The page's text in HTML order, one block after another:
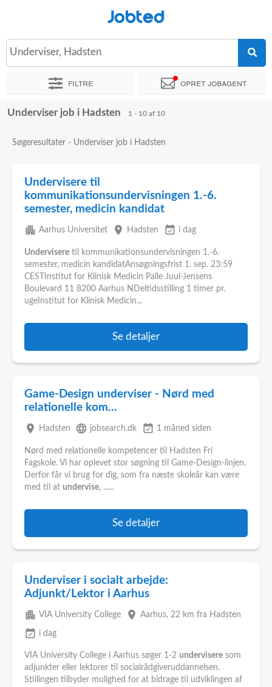
Jobted
Underviser, Hadsten
Filtre Opret jobagent
Sorter efter Præcist sted Virksomhed
Underviser job i Hadsten 1 - 10 af 10
Søgeresultater - Underviser job i Hadsten
Undervisere til
kommunikationsundervisningen 1.-6.
semester, medicin kandidat
apartment Aarhus Universitet place Hadsten event_available i dag
Undervisere til kommunikationsundervisningen 1.-6.
semester, medicin kandidatAnsøgningsfrist 1. sep. 23:59
CESTInstitut for Klinisk Medicin Palle Juul-Jensens
Boulevard 11 8200 Aarhus NDeltidsstilling 1 timer pr.
ugeInstitut for Klinisk Medicin...
Se detaljer
Game-Design underviser - Nørd med
relationelle kom...
place Hadsten language jobsearch.dk event_available 1 måned siden
Nørd med relationelle kompetencer til Hadsten Fri
Fagskole. Vi har oplevet stor søgning til Game-Design-linjen.
Derfor får vi brug for dig, som fra næste skoleår kan være
med til at undervise, ......
Se detaljer
Underviser i socialt arbejde:
Adjunkt/Lektor i Aarhus
apartment VIA University College place Aarhus, 22 km fra Hadsten
event_available i dag
VIA University College i Aarhus søger 1-2 undervisere som
adjunkter eller lektorer til socialrådgiveruddannelsen.
Stillingen tilbyder mulighed for at bidrage til udviklingen af